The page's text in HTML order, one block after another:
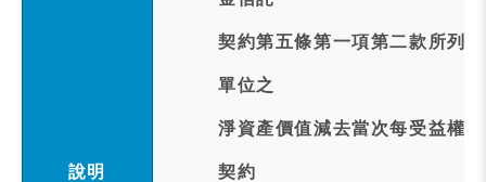
說明
契約第五條第一項第二款所列
單位之
淨資產價值減去當次每受益權
契約